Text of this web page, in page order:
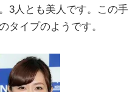
3人とも美人です。この手
タイプのようです。